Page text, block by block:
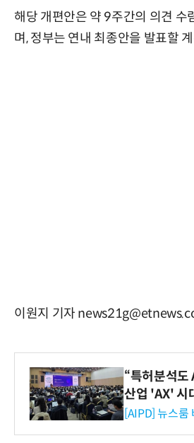
해당 개편안은 약 9주간의 의견 수
며, 정부는 연내 최종안을 발표할
이원지 기자
“특허분석
산업 'AX' 시
재산처 1호
[AIPD] 뉴스룸